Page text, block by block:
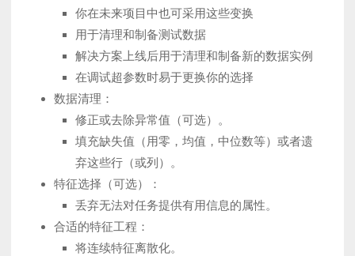
你在未来项目中也可采用这些变换
用于清理和制备测试数据
解决方案上线后用于清理和制备新的数据实例
在调试超参数时易于更换你的选择
数据清理：
修正或去除异常值（可选）。
填充缺失值（用零，均值，中位数等）或者遗
弃这些行（或列）。
特征选择（可选）：
丢弃无法对任务提供有用信息的属性。
合适的特征工程：
将连续特征离散化。